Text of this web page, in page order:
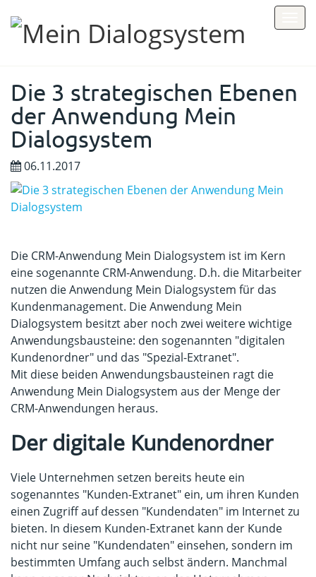
Die 3 strategischen Ebenen
der Anwendung Mein
Dialogsystem
06.11.2017
Die CRM-Anwendung Mein Dialogsystem ist im Kern
eine sogenannte CRM-Anwendung. D.h. die Mitarbeiter
nutzen die Anwendung Mein Dialogsystem für das
Kundenmanagement. Die Anwendung Mein
Dialogsystem besitzt aber noch zwei weitere wichtige
Anwendungsbausteine: den sogenannten "digitalen
Kundenordner" und das "Spezial-Extranet".
Mit diese beiden Anwendungsbausteinen ragt die
Anwendung Mein Dialogsystem aus der Menge der
CRM-Anwendungen heraus.
Der digitale Kundenordner
Viele Unternehmen setzen bereits heute ein
sogenanntes "Kunden-Extranet" ein, um ihren Kunden
einen Zugriff auf dessen "Kundendaten" im Internet zu
bieten. In diesem Kunden-Extranet kann der Kunde
nicht nur seine "Kundendaten" einsehen, sondern im
bestimmten Umfang auch selbst ändern. Manchmal